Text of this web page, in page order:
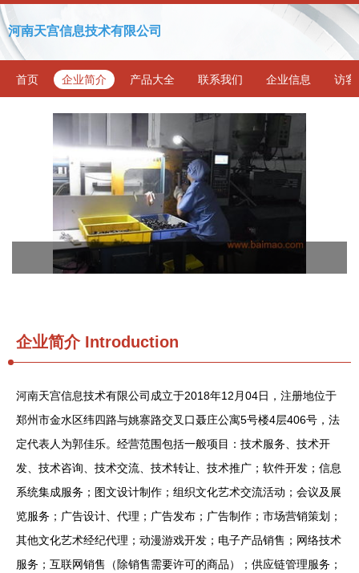
河南天宫信息技术有限公司
首页 企业简介 产品大全 联系我们 企业信息 访客
企业简介 Introduction
河南天宫信息技术有限公司成立于2018年12月04日，注册地位于
郑州市金水区纬四路与姚寨路交叉口聂庄公寓5号楼4层406号，法
定代表人为郭佳乐。经营范围包括一般项目：技术服务、技术开
发、技术咨询、技术交流、技术转让、技术推广；软件开发；信息
系统集成服务；图文设计制作；组织文化艺术交流活动；会议及展
览服务；广告设计、代理；广告发布；广告制作；市场营销策划；
其他文化艺术经纪代理；动漫游戏开发；电子产品销售；网络技术
服务；互联网销售（除销售需要许可的商品）；供应链管理服务；